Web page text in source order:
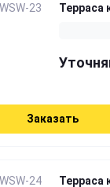
Терраса
Заказать
Терраса